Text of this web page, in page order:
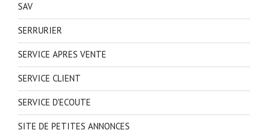
SAV
SERRURIER
SERVICE APRES VENTE
SERVICE CLIENT
SERVICE D'ECOUTE
SITE DE PETITES ANNONCES